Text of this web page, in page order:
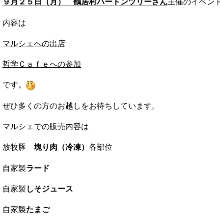
内容は
マルシェへの出店
哲学Ｃａｆｅへの参加
です。
ぜひ多くの方のお越しをお待ちしています。
マルシェでの販売内容は
放牧豚 塊り肉（冷凍） 各部位
自家製ラード
自家製 しそジュース
自家製たまご